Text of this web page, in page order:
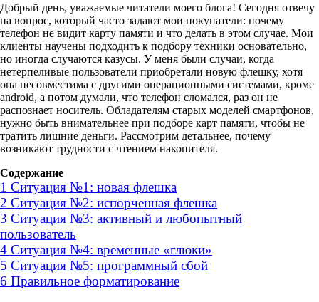
Добрый день, уважаемые читатели моего блога! Сегодня отвечу
на вопрос, который часто задают мои покупатели: почему
телефон не видит карту памяти и что делать в этом случае. Мои
клиенты научены подходить к подбору техники основательно,
но иногда случаются казусы. У меня были случаи, когда
нетерпеливые пользователи приобретали новую флешку, хотя
она несовместима с другими операционными системами, кроме
android, а потом думали, что телефон сломался, раз он не
распознает носитель. Обладателям старых моделей смартфонов,
нужно быть внимательнее при подборе карт памяти, чтобы не
тратить лишние деньги. Рассмотрим детальнее, почему
возникают трудности с чтением накопителя.
Содержание
1 Ситуация №1: новая флешка
2 Ситуация №2: испорченная флешка
3 Ситуация №3: активный и любопытный
пользователь
4 Ситуация №4: временные «глюки»
5 Ситуация №5: программный сбой
6 Правильное форматирование